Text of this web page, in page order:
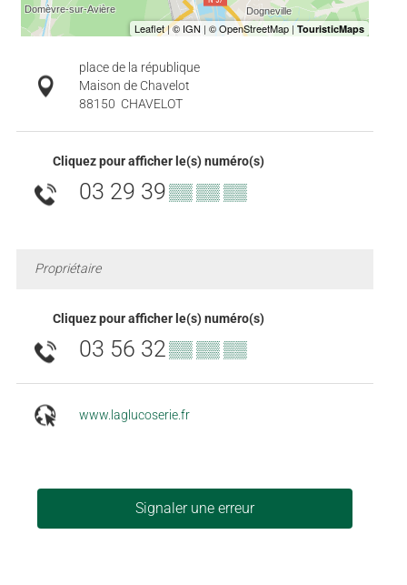
place de la république
Maison de Chavelot
88150 CHAVELOT
Cliquez pour afficher le(s) numéro(s)
03 29 39▒▒ ▒▒ ▒▒
Propriétaire
Cliquez pour afficher le(s) numéro(s)
03 56 32▒▒ ▒▒ ▒▒
www.laglucoserie.fr
Signaler une erreur